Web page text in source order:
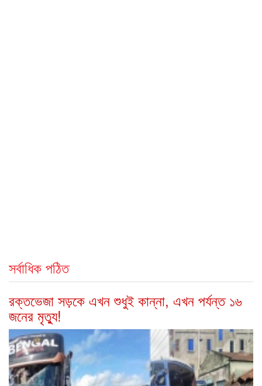
সর্বাধিক পঠিত
রক্তভেজা সড়কে এখন শুধুই কান্না, এখন পর্যন্ত ১৬
জনের মৃত্যু!